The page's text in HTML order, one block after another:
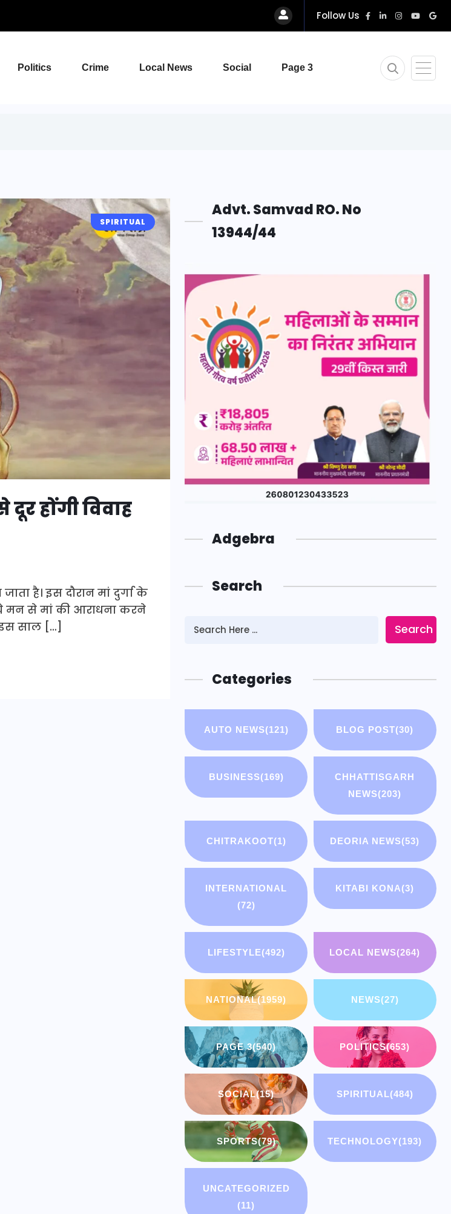
Follow Us
Politics Crime Local News Social Page 3
SPIRITUAL
होंगी विवाह
है। इस दौरान मां दुर्गा के
मन से मां की आराधना करने
इस साल […]
Advt. Samvad RO. No
13944/44
Adgebra
Search
Search
Categories
AUTO NEWS(121) BLOG POST(30)
BUSINESS(169)
CHHATTISGARH
NEWS(203)
CHITRAKOOT(1) DEORIA NEWS(53)
INTERNATIONAL
(72)
KITABI KONA(3)
LIFESTYLE(492) LOCAL NEWS(264)
NATIONAL(1959) NEWS(27)
PAGE 3(540) POLITICS(653)
SOCIAL(15) SPIRITUAL(484)
SPORTS(79) TECHNOLOGY(193)
UNCATEGORIZED
(11)